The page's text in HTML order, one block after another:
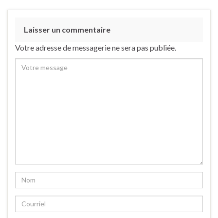
Laisser un commentaire
Votre adresse de messagerie ne sera pas publiée.